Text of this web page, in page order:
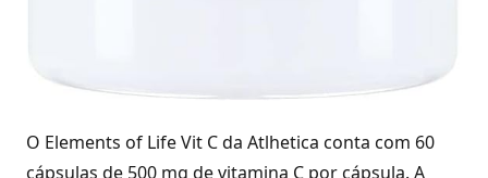
O Elements of Life Vit C da Atlhetica conta com 60
cápsulas de 500 mg de vitamina C por cápsula. A